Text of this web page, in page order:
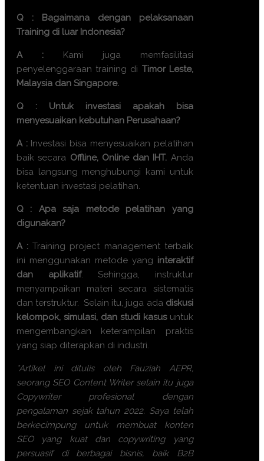
Q : Bagaimana dengan pelaksanaan
Training di luar Indonesia?
A : Kami juga memfasilitasi
penyelenggaraan training di Timor Leste,
Malaysia dan Singapore.
Q : Untuk investasi apakah bisa
menyesuaikan kebutuhan Perusahaan?
A : Investasi bisa menyesuaikan pelatihan
baik secara Offline, Online dan IHT. Anda
bisa langsung menghubungi kami untuk
ketentuan investasi pelatihan.
Q : Apa saja metode pelatihan yang
digunakan?
A : Training project management terbaik
ini menggunakan metode yang interaktif
dan aplikatif. Sehingga, instruktur
menyampaikan materi secara sistematis
dan terstruktur. Selain itu, juga ada diskusi
kelompok, simulasi, dan studi kasusuntuk
mengembangkan keterampilan praktis
yang siap diterapkan di industri.
*Artikel ini ditulis oleh Fauziah AEPR,
seorang SEO Content Writer selain itu juga
Copywriter profesional dengan
pengalaman sejak tahun 2022. Saya telah
berkecimpung untuk membuat konten
SEO yang kuat dan copywriting yang
persuasif di berbagai bisnis, baik B2B